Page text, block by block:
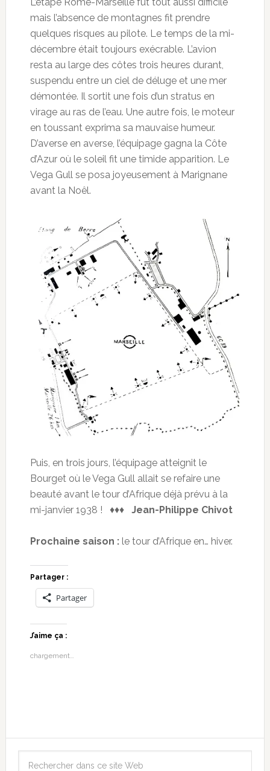
mais l’absence de montagnes fit prendre
quelques risques au pilote. Le temps de la mi-
décembre était toujours exécrable. L’avion
resta au large des côtes trois heures durant,
suspendu entre un ciel de déluge et une mer
démontée. Il sortit une fois d’un stratus en
virage au ras de l’eau. Une autre fois, le moteur
en toussant exprima sa mauvaise humeur.
D’averse en averse, l’équipage gagna la Côte
d’Azur où le soleil fit une timide apparition. Le
Vega Gull se posa joyeusement à Marignane
avant la Noêl.
Puis, en trois jours, l’équipage atteignit le
Bourget où le Vega Gull allait se refaire une
beauté avant le tour d’Afrique déjà prévu à la
mi-janvier 1938 ! ♦♦♦ Jean-Philippe Chivot
Prochaine saison :le tour d’Afrique en… hiver.
Partager :
Partager
J’aime ça :
chargement…